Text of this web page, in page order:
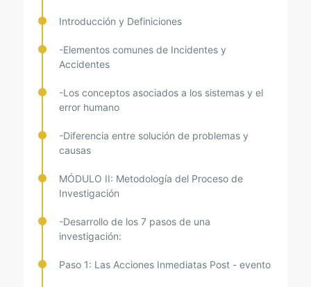
Introducción y Definiciones
-Elementos comunes de Incidentes y
Accidentes
-Los conceptos asociados a los sistemas y el
error humano
-Diferencia entre solución de problemas y
causas
MÓDULO II: Metodología del Proceso de
Investigación
-Desarrollo de los 7 pasos de una
investigación:
Paso 1: Las Acciones Inmediatas Post - evento